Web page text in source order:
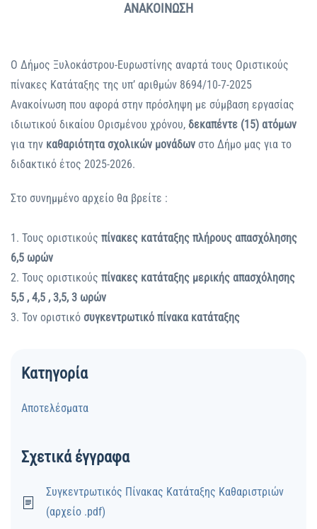
ΑΝΑΚΟΙΝΩΣΗ
Ο Δήμος Ξυλοκάστρου-Ευρωστίνης αναρτά τους Οριστικούς
πίνακες Κατάταξης της υπ’ αριθμών 8694/10-7-2025
Ανακοίνωση που αφορά στην πρόσληψη με σύμβαση εργασίας
ιδιωτικού δικαίου Ορισμένου χρόνου, δεκαπέντε (15) ατόμων
για την καθαριότητα σχολικών μονάδων στο Δήμο μας για το
διδακτικό έτος 2025-2026.
Στο συνημμένο αρχείο θα βρείτε :
1. Τους οριστικούς πίνακες κατάταξης πλήρους απασχόλησης
6,5 ωρών
2. Τους οριστικούς πίνακες κατάταξης μερικής απασχόλησης
5,5 , 4,5 , 3,5, 3 ωρών
3. Τον οριστικό συγκεντρωτικό πίνακα κατάταξης
Κατηγορία
Αποτελέσματα
Σχετικά έγγραφα
Συγκεντρωτικός Πίνακας Κατάταξης Καθαριστριών
(αρχείο .pdf)